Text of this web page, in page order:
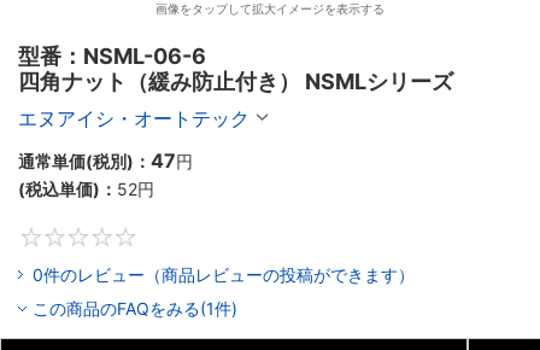
画像をタップして拡大イメージを表示する
型番：NSML-06-6
四角ナット（緩み防止付き） NSMLシリーズ
エヌアイシ・オートテック
通常単価(税別)： 47円
(税込単価)： 52円
0件のレビュー（商品レビューの投稿ができます）
この商品のFAQをみる(1件)